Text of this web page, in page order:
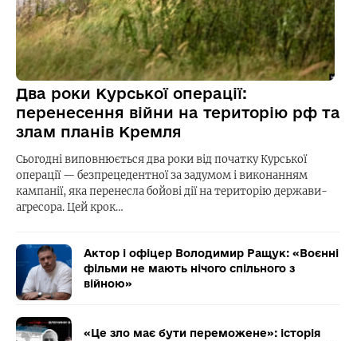
Два роки Курської операції:
перенесення війни на територію рф та
злам планів Кремля
Сьогодні виповнюється два роки від початку Курської
операції — безпрецедентної за задумом і виконанням
кампанії, яка перенесла бойові дії на територію держави-
агресора. Цей крок…
Актор і офіцер Володимир Ращук: «Воєнні
фільми не мають нічого спільного з
війною»
«Це зло має бути переможене»: історія